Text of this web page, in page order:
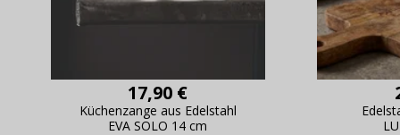
17,90 €
Küchenzange aus Edelstahl
EVA SOLO 14 cm